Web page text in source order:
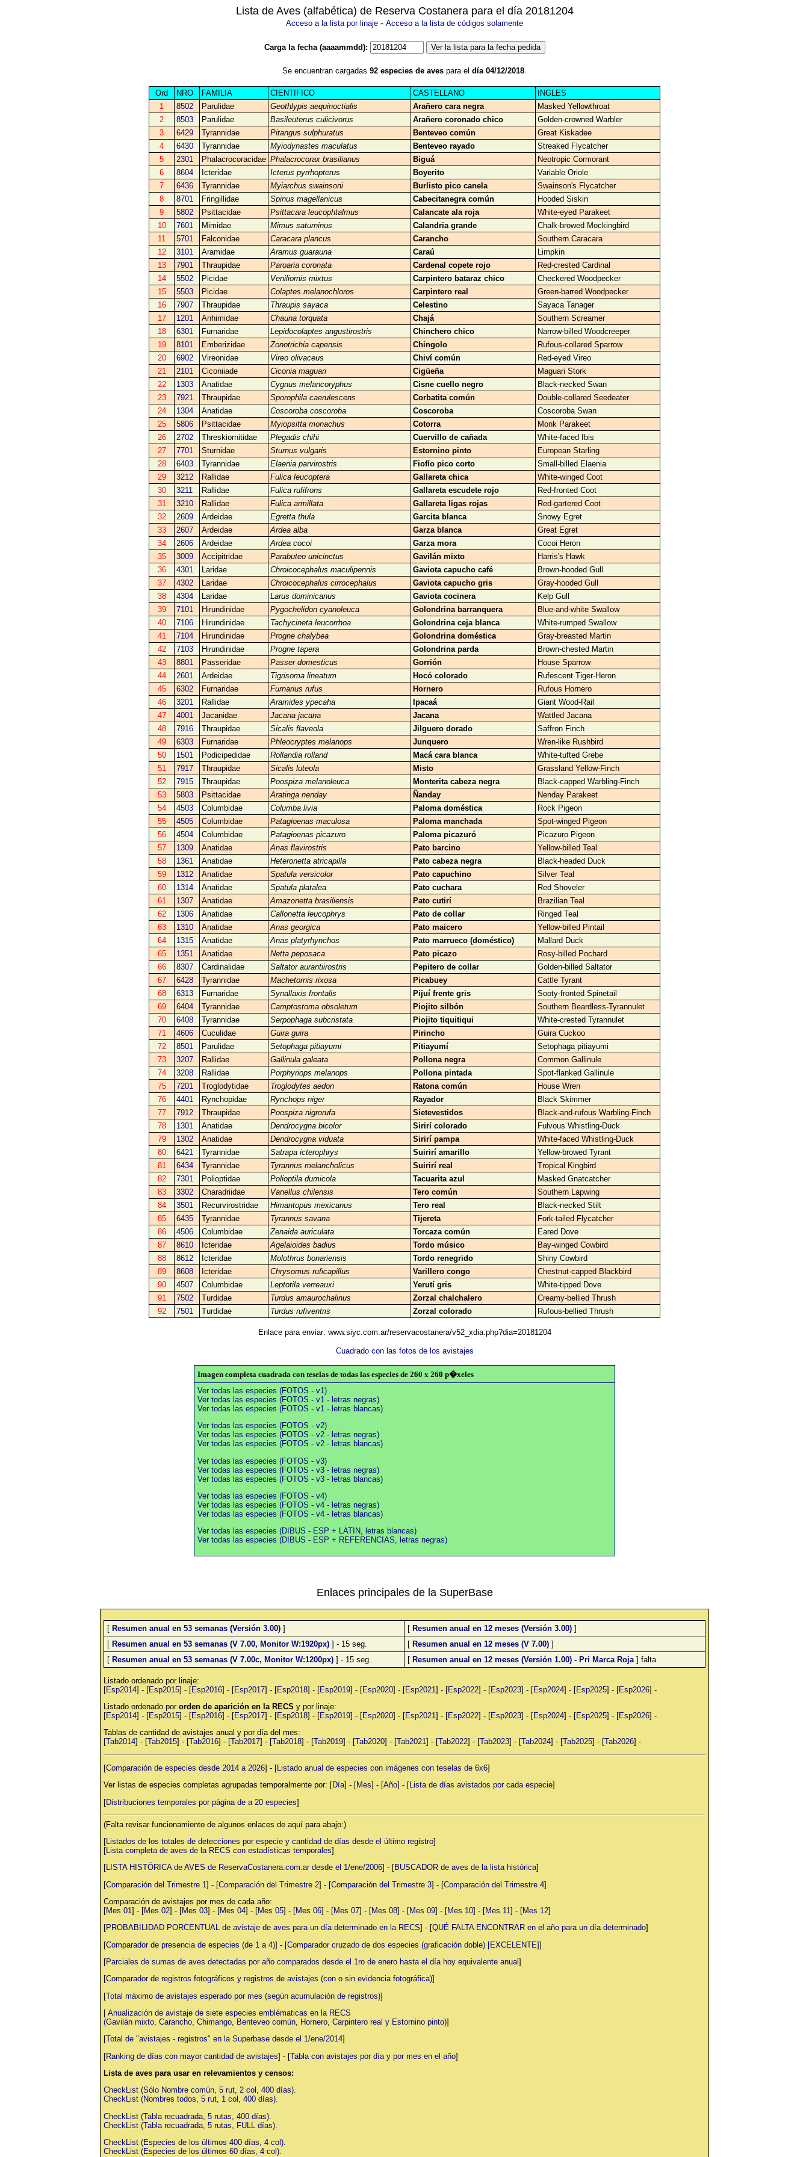
Lista de Aves (alfabética) de Reserva Costanera para el día 20181204
Acceso a la lista por linaje - Acceso a la lista de códigos solamente
Carga la fecha (aaaammdd):
Se encuentran cargadas 92 especies de aves para el día 04/12/2018.
Ord NRO FAMILIA CIENTIFICO CASTELLANO
INGLES
1
8502 Parulidae Geothlypis aequinoctialis Arañero cara negra
Masked Yellowthroat
2
8503 Parulidae Basileuterus culicivorus Arañero coronado chico
Golden-crowned Warbler
3
6429 Tyrannidae Pitangus sulphuratus Benteveo común
Great Kiskadee
4
6430 Tyrannidae Myiodynastes maculatus Benteveo rayado
Streaked Flycatcher
5
2301 Phalacrocoracidae Phalacrocorax brasilianus Biguá
Neotropic Cormorant
6
8604 Icteridae Icterus pyrrhopterus Boyerito
Variable Oriole
7
6436 Tyrannidae Myiarchus swainsoni Burlisto pico canela
Swainson's Flycatcher
8
8701 Fringillidae Spinus magellanicus Cabecitanegra común
Hooded Siskin
9
5802 Psittacidae Psittacara leucophtalmus Calancate ala roja
White-eyed Parakeet
10
7601 Mimidae Mimus saturninus Calandria grande
Chalk-browed Mockingbird
11
5701 Falconidae Caracara plancus Carancho
Southern Caracara
12
3101 Aramidae Aramus guarauna Caraú
Limpkin
13
7901 Thraupidae Paroaria coronata Cardenal copete rojo
Red-crested Cardinal
14
5502 Picidae Veniliornis mixtus Carpintero bataraz chico
Checkered Woodpecker
15
5503 Picidae Colaptes melanochloros Carpintero real
Green-barred Woodpecker
16
7907 Thraupidae Thraupis sayaca Celestino
Sayaca Tanager
17
1201 Anhimidae Chauna torquata Chajá
Southern Screamer
18
6301 Furnaridae Lepidocolaptes angustirostris Chinchero chico
Narrow-billed Woodcreeper
19
8101 Emberizidae Zonotrichia capensis Chingolo
Rufous-collared Sparrow
20
6902 Vireonidae Vireo olivaceus Chiví común
Red-eyed Vireo
21
2101 Ciconiiade Ciconia maguari Cigüeña
Maguari Stork
22
1303 Anatidae Cygnus melancoryphus Cisne cuello negro
Black-necked Swan
23
7921 Thraupidae Sporophila caerulescens Corbatita común
Double-collared Seedeater
24
1304 Anatidae Coscoroba coscoroba Coscoroba
Coscoroba Swan
25
5806 Psittacidae Myiopsitta monachus Cotorra
Monk Parakeet
26
2702 Threskiornitidae Plegadis chihi Cuervillo de cañada
White-faced Ibis
27
7701 Sturnidae Sturnus vulgaris Estornino pinto
European Starling
28
6403 Tyrannidae Elaenia parvirostris Fiofío pico corto
Small-billed Elaenia
29
3212 Rallidae Fulica leucoptera Gallareta chica
White-winged Coot
30
3211 Rallidae Fulica rufifrons Gallareta escudete rojo
Red-fronted Coot
31
3210 Rallidae Fulica armillata Gallareta ligas rojas
Red-gartered Coot
32
2609 Ardeidae Egretta thula Garcita blanca
Snowy Egret
33
2607 Ardeidae Ardea alba Garza blanca
Great Egret
34
2606 Ardeidae Ardea cocoi Garza mora
Cocoi Heron
35
3009 Accipitridae Parabuteo unicinctus Gavilán mixto
Harris's Hawk
36
4301 Laridae Chroicocephalus maculipennis Gaviota capucho café
Brown-hooded Gull
37
4302 Laridae Chroicocephalus cirrocephalus Gaviota capucho gris
Gray-hooded Gull
38
4304 Laridae Larus dominicanus Gaviota cocinera
Kelp Gull
39
7101 Hirundinidae Pygochelidon cyanoleuca Golondrina barranquera
Blue-and-white Swallow
40
7106 Hirundinidae Tachycineta leucorrhoa Golondrina ceja blanca
White-rumped Swallow
41
7104 Hirundinidae Progne chalybea Golondrina doméstica
Gray-breasted Martin
42
7103 Hirundinidae Progne tapera Golondrina parda
Brown-chested Martin
43
8801 Passeridae Passer domesticus Gorrión
House Sparrow
44
2601 Ardeidae Tigrisoma lineatum Hocó colorado
Rufescent Tiger-Heron
45
6302 Furnaridae Furnarius rufus Hornero
Rufous Hornero
46
3201 Rallidae Aramides ypecaha Ipacaá
Giant Wood-Rail
47
4001 Jacanidae Jacana jacana Jacana
Wattled Jacana
48
7916 Thraupidae Sicalis flaveola Jilguero dorado
Saffron Finch
49
6303 Furnaridae Phleocryptes melanops Junquero
Wren-like Rushbird
50
1501 Podicipedidae Rollandia rolland Macá cara blanca
White-tufted Grebe
51
7917 Thraupidae Sicalis luteola Misto
Grassland Yellow-Finch
52
7915 Thraupidae Poospiza melanoleuca Monterita cabeza negra
Black-capped Warbling-Finch
53
5803 Psittacidae Aratinga nenday Ñanday
Nenday Parakeet
54
4503 Columbidae Columba livia Paloma doméstica
Rock Pigeon
55
4505 Columbidae Patagioenas maculosa Paloma manchada
Spot-winged Pigeon
56
4504 Columbidae Patagioenas picazuro Paloma picazuró
Picazuro Pigeon
57
1309 Anatidae Anas flavirostris Pato barcino
Yellow-billed Teal
58
1361 Anatidae Heteronetta atricapilla Pato cabeza negra
Black-headed Duck
59
1312 Anatidae Spatula versicolor Pato capuchino
Silver Teal
60
1314 Anatidae Spatula platalea Pato cuchara
Red Shoveler
61
1307 Anatidae Amazonetta brasiliensis Pato cutirí
Brazilian Teal
62
1306 Anatidae Callonetta leucophrys Pato de collar
Ringed Teal
63
1310 Anatidae Anas georgica Pato maicero
Yellow-billed Pintail
64
1315 Anatidae Anas platyrhynchos Pato marrueco (doméstico)
Mallard Duck
65
1351 Anatidae Netta peposaca Pato picazo
Rosy-billed Pochard
66
8307 Cardinalidae Saltator aurantiirostris Pepitero de collar
Golden-billed Saltator
67
6428 Tyrannidae Machetornis rixosa Picabuey
Cattle Tyrant
68
6313 Furnaridae Synallaxis frontalis Pijuí frente gris
Sooty-fronted Spinetail
69
6404 Tyrannidae Camptostoma obsoletum Piojito silbón
Southern Beardless-Tyrannulet
70
6408 Tyrannidae Serpophaga subcristata Piojito tiquitiqui
White-crested Tyrannulet
71
4606 Cuculidae Guira guira Pirincho
Guira Cuckoo
72
8501 Parulidae Setophaga pitiayumi Pitiayumí
Setophaga pitiayumi
73
3207 Rallidae Gallinula galeata Pollona negra
Common Gallinule
74
3208 Rallidae Porphyriops melanops Pollona pintada
Spot-flanked Gallinule
75
7201 Troglodytidae Troglodytes aedon Ratona común
House Wren
76
4401 Rynchopidae Rynchops niger Rayador
Black Skimmer
77
7912 Thraupidae Poospiza nigrorufa Sietevestidos
Black-and-rufous Warbling-Finch
78
1301 Anatidae Dendrocygna bicolor Sirirí colorado
Fulvous Whistling-Duck
79
1302 Anatidae Dendrocygna viduata Sirirí pampa
White-faced Whistling-Duck
80
6421 Tyrannidae Satrapa icterophrys Suirirí amarillo
Yellow-browed Tyrant
81
6434 Tyrannidae Tyrannus melancholicus Suirirí real
Tropical Kingbird
82
7301 Polioptidae Polioptila dumicola Tacuarita azul
Masked Gnatcatcher
83
3302 Charadriidae Vanellus chilensis Tero común
Southern Lapwing
84
3501 Recurvirostridae Himantopus mexicanus Tero real
Black-necked Stilt
85
6435 Tyrannidae Tyrannus savana Tijereta
Fork-tailed Flycatcher
86
4506 Columbidae Zenaida auriculata Torcaza común
Eared Dove
87
8610 Icteridae Agelaioides badius Tordo músico
Bay-winged Cowbird
88
8612 Icteridae Molothrus bonariensis Tordo renegrido
Shiny Cowbird
89
8608 Icteridae Chrysomus ruficapillus Varillero congo
Chestnut-capped Blackbird
90
4507 Columbidae Leptotila verreauxi Yerutí gris
White-tipped Dove
91
7502 Turdidae Turdus amaurochalinus Zorzal chalchalero
Creamy-bellied Thrush
92
7501 Turdidae Turdus rufiventris Zorzal colorado Rufous-bellied Thrush
Enlace para enviar: www.siyc.com.ar/reservacostanera/v52_xdia.php?dia=20181204
Cuadrado con las fotos de los avistajes
Imagen completa cuadrada con teselas de todas las especies de 260 x 260 p�xeles
Ver todas las especies (FOTOS - v1)
Ver todas las especies (FOTOS - v1 - letras negras)
Ver todas las especies (FOTOS - v1 - letras blancas)
Ver todas las especies (FOTOS - v2)
Ver todas las especies (FOTOS - v2 - letras negras)
Ver todas las especies (FOTOS - v2 - letras blancas)
Ver todas las especies (FOTOS - v3)
Ver todas las especies (FOTOS - v3 - letras negras)
Ver todas las especies (FOTOS - v3 - letras blancas)
Ver todas las especies (FOTOS - v4)
Ver todas las especies (FOTOS - v4 - letras negras)
Ver todas las especies (FOTOS - v4 - letras blancas)
Ver todas las especies (DIBUS - ESP + LATIN, letras blancas)
Ver todas las especies (DIBUS - ESP + REFERENCIAS, letras negras)
Enlaces principales de la SuperBase
[ Resumen anual en 53 semanas (Versión 3.00) ] [ Resumen anual en 12 meses (Versión 3.00) ]
[ Resumen anual en 53 semanas (V 7.00, Monitor W:1920px) ] - 15 seg. [ Resumen anual en 12 meses (V 7.00) ]
[ Resumen anual en 53 semanas (V 7.00c, Monitor W:1200px) ] - 15 seg. [ Resumen anual en 12 meses (Versión 1.00) - Pri Marca Roja] falta
Listado ordenado por linaje:
[Esp2014] - [Esp2015] - [Esp2016] - [Esp2017] - [Esp2018] - [Esp2019] - [Esp2020] - [Esp2021] - [Esp2022] - [Esp2023] - [Esp2024] - [Esp2025] - [Esp2026] -
Listado ordenado por orden de aparición en la RECS y por linaje:
[Esp2014] - [Esp2015] - [Esp2016] - [Esp2017] - [Esp2018] - [Esp2019] - [Esp2020] - [Esp2021 ] - [Esp2022] - [Esp2023] - [Esp2024] - [Esp2025] - [Esp2026] -
Tablas de cantidad de avistajes anual y por día del mes:
[Tab2014] - [Tab2015] - [Tab2016] - [Tab2017] - [Tab2018] - [Tab2019] - [Tab2020] - [Tab2021] - [Tab2022] - [Tab2023] - [Tab2024] - [Tab2025] - [Tab2026] -
[Comparación de especies desde 2014 a 2026] - [ Listado anual de especies con imágenes con teselas de 6x6]
Ver listas de especies completas agrupadas temporalmente por: [Día] - [Mes] - [Año] - [Lista de días avistados por cada especie]
[Distribuciones temporales por página de a 20 especies]
(Falta revisar funcionamiento de algunos enlaces de aquí para abajo:)
[ Listados de los totales de detecciones por especie y cantidad de días desde el último registro]
[ Lista completa de aves de la RECS con estadísticas temporales]
[LISTA HISTÓRICA de AVES de ReservaCostanera.com.ar desde el 1/ene/2006] - [BUSCADOR de aves de la lista histórica]
[Comparación del Trimestre 1] - [Comparación del Trimestre 2] - [Comparación del Trimestre 3] - [Comparación del Trimestre 4]
Comparación de avistajes por mes de cada año:
[Mes 01 ] - [Mes 02] - [Mes 03] - [Mes 04] - [Mes 05] - [Mes 06] - [Mes 07] - [Mes 08] - [Mes 09] - [Mes 10] - [Mes 11 ] - [Mes 12]
[PROBABILIDAD PORCENTUAL de avistaje de aves para un día determinado en la RECS] - [QUÉ FALTA ENCONTRAR en el año para un día determinado]
[Comparador de presencia de especies (de 1 a 4)] - [Comparador cruzado de dos especies (graficación doble) [EXCELENTE]]
[Parciales de sumas de aves detectadas por año comparados desde el 1ro de enero hasta el día hoy equivalente anual ]
[Comparador de registros fotográficos y registros de avistajes (con o sin evidencia fotográfica)]
[Total máximo de avistajes esperado por mes (según acumulación de registros)]
[ Anualización de avistaje de siete especies emblématicas en la RECS
(Gavilán mixto, Carancho, Chimango, Benteveo común, Hornero, Carpintero real y Estornino pinto)]
[Total de "avistajes - registros" en la Superbase desde el 1/ene/2014]
[Ranking de días con mayor cantidad de avistajes] - [Tabla con avistajes por día y por mes en el año]
Lista de aves para usar en relevamientos y censos:
CheckList (Sólo Nombre común, 5 rut, 2 col, 400 días).
CheckList (Nombres todos, 5 rut, 1 col, 400 días).
CheckList (Tabla recuadrada, 5 rutas, 400 días).
CheckList (Tabla recuadrada, 5 rutas, FULL días).
CheckList (Especies de los últimos 400 días, 4 col).
CheckList (Especies de los últimos 60 días, 4 col).